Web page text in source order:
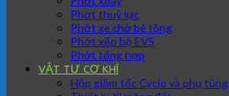
Phớt thuỷ lực
Phớt xe chở bê tông
Phớt xếp bộ EVS
Phớt tổng hợp
VẬT TƯ CƠ KHÍ
Hộp giảm tốc Cyclo và phụ tùng